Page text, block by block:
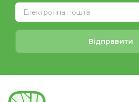
Відправити